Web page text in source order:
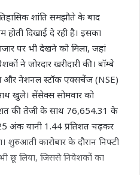
शांति समझौते के बाद
होती दिखाई दे रही है। इसका
पर भी देखने को मिला, जहां
ने जोरदार खरीदारी की। बॉम्बे
और नेशनल स्टॉक एक्सचेंज (NSE)
खुले। सेंसेक्स सोमवार को
की तेजी के साथ 76,654.31 के
अंक यानी 1.44 प्रतिशत चढ़कर
कारोबार के दौरान निफ्टी
छू लिया, जिससे निवेशकों का